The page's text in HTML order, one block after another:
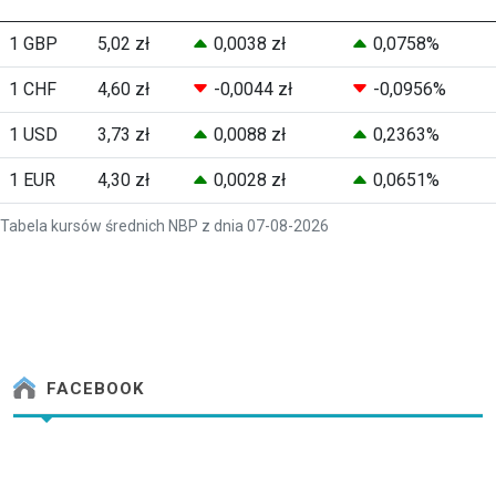
Tabela kursów średnich NBP z dnia 07-08-2026
1 GBP 5,02 zł 0,0038 zł 0,0758%
1 CHF 4,60 zł -0,0044 zł -0,0956%
1 USD 3,73 zł 0,0088 zł 0,2363%
1 EUR 4,30 zł 0,0028 zł 0,0651%
FACEBOOK